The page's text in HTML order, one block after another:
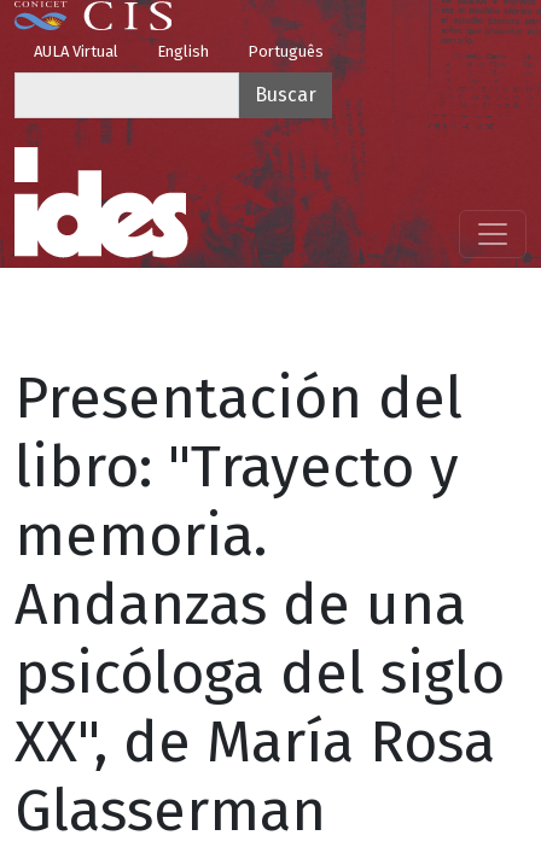
Pasar al contenido principal
Top Menu
AULA Virtual English Português
Menú principal
Presentación del
libro: "Trayecto y
memoria.
Andanzas de una
psicóloga del siglo
XX", de María Rosa
Glasserman